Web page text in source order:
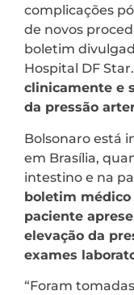
complicações
de novos
boletim
Hospital DF Star.
clinicamente e
da pressão
Bolsonaro está
em Brasília,
intestino e na
boletim
paciente
elevação da
exames
“Foram